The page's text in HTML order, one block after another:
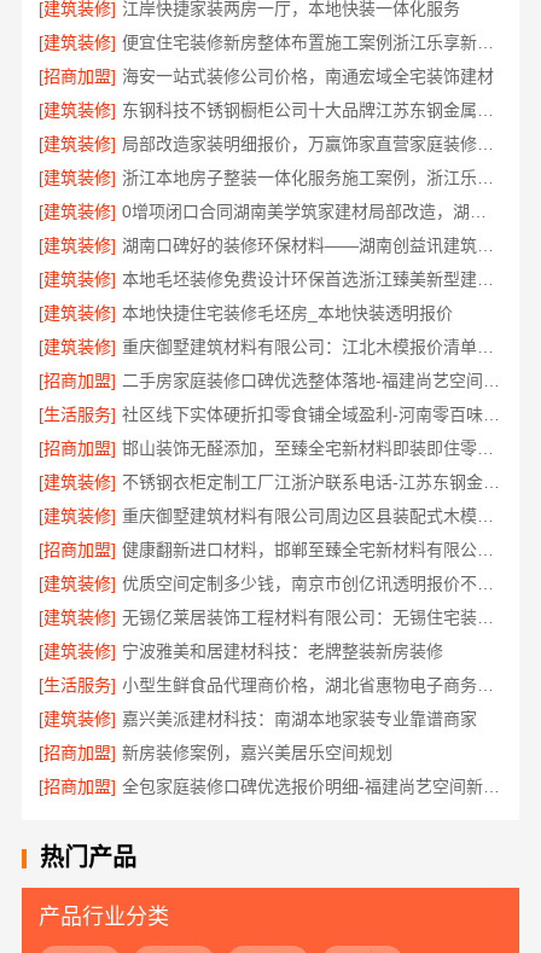
[建筑装修] 江岸快捷家装两房一厅，本地快装一体化服务
[建筑装修]
便宜住宅装修新房整体布置施工案例浙江乐享新材料
[招商加盟] 海安一站式装修公司价格，南通宏域全宅装饰建材
[建筑装修]
[建筑装修]
局部改造家装明细报价，万赢饰家直营家庭装修成本管控
[建筑装修]
[建筑装修]
[建筑装修]
湖南口碑好的装修环保材料——湖南创益讯建筑有限公司
[建筑装修]
本地毛坯装修免费设计环保首选浙江臻美新型建材有限公司
[建筑装修] 本地快捷住宅装修毛坯房_本地快装透明报价
[建筑装修]
重庆御墅建筑材料有限公司：江北木模报价清单工期短
[招商加盟]
[生活服务]
社区线下实体硬折扣零食铺全域盈利-河南零百味供应链有限公司
[招商加盟]
邯山装饰无醛添加，至臻全宅新材料即装即住零污染
[建筑装修]
不锈钢衣柜定制工厂江浙沪联系电话-江苏东钢金属科技
[建筑装修]
重庆御墅建筑材料有限公司周边区县装配式木模售后保障
[招商加盟]
健康翻新进口材料，邯郸至臻全宅新材料有限公司守护家人健康
[建筑装修]
优质空间定制多少钱，南京市创亿讯透明报价不踩坑
[建筑装修]
无锡亿莱居装饰工程材料有限公司：无锡住宅装饰哪家好？
[建筑装修] 宁波雅美和居建材科技：老牌整装新房装修
[生活服务]
小型生鲜食品代理商价格，湖北省惠物电子商务有限公司赋能实体
[建筑装修] 嘉兴美派建材科技：南湖本地家装专业靠谱商家
[招商加盟] 新房装修案例，嘉兴美居乐空间规划
[招商加盟]
全包家庭装修口碑优选报价明细-福建尚艺空间新材料科技有限公司
热门产品
产品行业分类